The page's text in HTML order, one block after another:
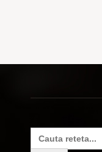
Search
for: